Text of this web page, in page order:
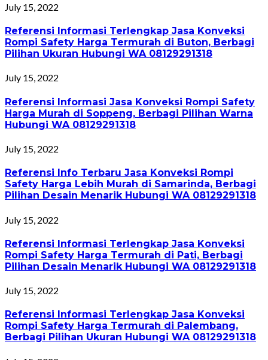
July 15, 2022
Referensi Informasi Terlengkap Jasa Konveksi
Rompi Safety Harga Termurah di Buton, Berbagi
Pilihan Ukuran Hubungi WA 08129291318
July 15, 2022
Referensi Informasi Jasa Konveksi Rompi Safety
Harga Murah di Soppeng, Berbagi Pilihan Warna
Hubungi WA 08129291318
July 15, 2022
Referensi Info Terbaru Jasa Konveksi Rompi
Safety Harga Lebih Murah di Samarinda, Berbagi
Pilihan Desain Menarik Hubungi WA 08129291318
July 15, 2022
Referensi Informasi Terlengkap Jasa Konveksi
Rompi Safety Harga Termurah di Pati, Berbagi
Pilihan Desain Menarik Hubungi WA 08129291318
July 15, 2022
Referensi Informasi Terlengkap Jasa Konveksi
Rompi Safety Harga Termurah di Palembang,
Berbagi Pilihan Ukuran Hubungi WA 08129291318